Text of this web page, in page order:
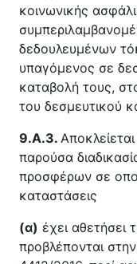
κοινωνικής
δεδουλευμένων
υπαγόμενος σε
καταβολή τους,
του δεσμευτικού
9.Α.3.
παρούσα
προσφέρων σε
καταστάσεις
(α) έχει αθετήσει
προβλέπονται